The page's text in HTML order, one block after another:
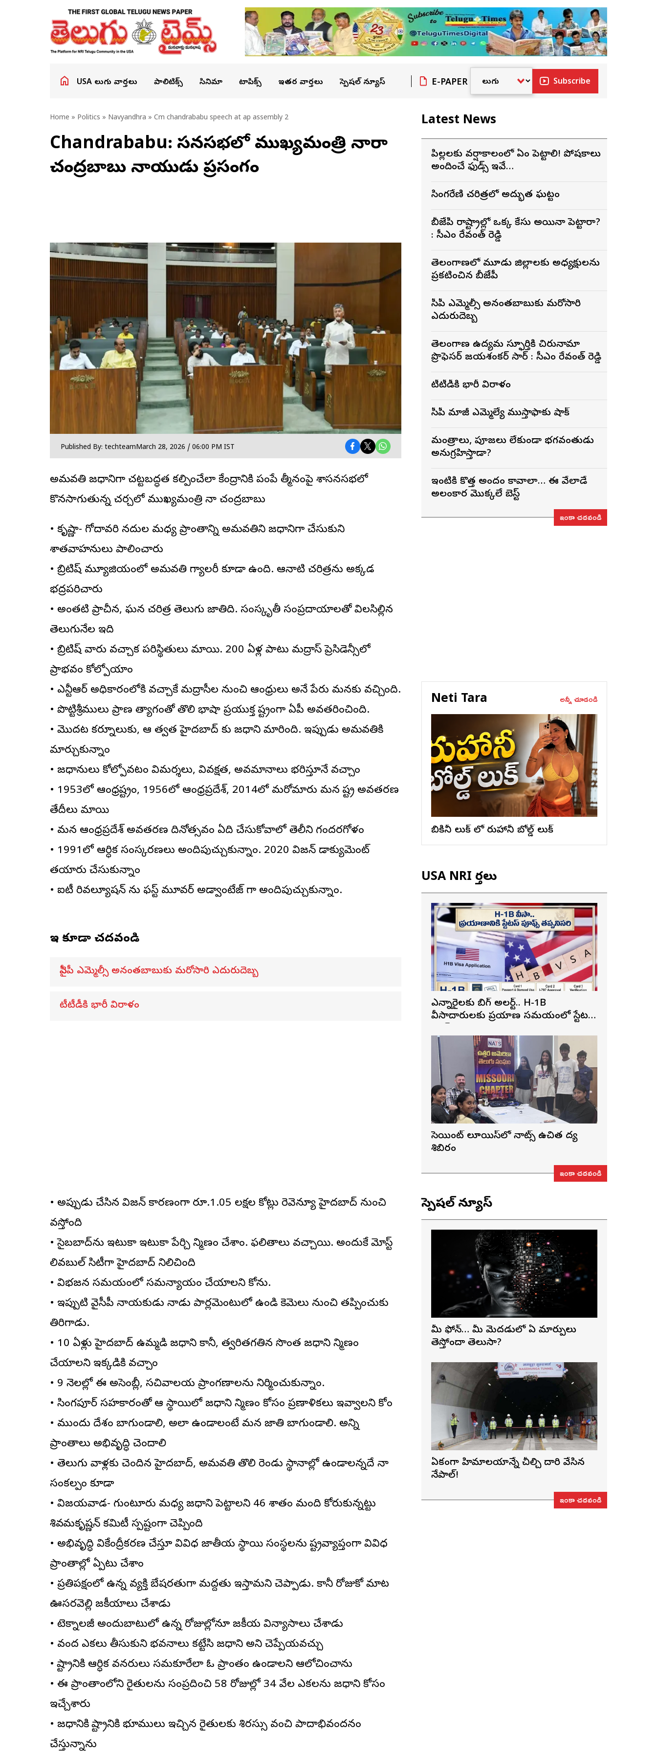
USA తెలుగు వార్తలు పాలిటిక్స్ సినిమా టాపిక్స్ ఇతర వార్తలు స్పెషల్ న్యూస్ E-PAPER Subscribe
Home » Politics » Navyandhra » Cm chandrababu speech at ap assembly 2
Chandrababu: శాసనసభలో ముఖ్యమంత్రి నారా
చంద్రబాబు నాయుడు ప్రసంగం
Published By: techteamMarch 28, 2026 / 06:00 PM IST
అమరావతి రాజధానిగా చట్టబద్ధత కల్పించేలా కేంద్రానికి పంపే తీర్మానంపై శాసనసభలో
కొనసాగుతున్న చర్చలో ముఖ్యమంత్రి నారా చంద్రబాబు
• కృష్ణా- గోదావరి నదుల మధ్య ప్రాంతాన్ని అమరావతిని రాజధానిగా చేసుకుని
శాతవాహనులు పాలించారు
• బ్రిటిష్ మ్యూజియంలో అమరావతి గ్యాలరీ కూడా ఉంది. ఆనాటి చరిత్రను అక్కడ
భద్రపరిచారు
• అంతటి ప్రాచీన, ఘన చరిత్ర తెలుగు జాతిది. సంస్కృతీ సంప్రదాయాలతో విలసిల్లిన
తెలుగునేల ఇది
• బ్రిటిష్ వారు వచ్చాక పరిస్థితులు మారాయి. 200 ఏళ్ల పాటు మద్రాస్ ప్రెసిడెన్సీలో
ప్రాభవం కోల్పోయాం
• ఎన్టీఆర్ అధికారంలోకి వచ్చాకే మద్రాసీల నుంచి ఆంధ్రులు అనే పేరు మనకు వచ్చింది.
• పొట్టిశ్రీరాములు ప్రాణ త్యాగంతో తొలి భాషా ప్రయుక్త రాష్ట్రంగా ఏపీ అవతరించింది.
• మొదట కర్నూలుకు, ఆ తర్వాత హైదరాబాద్ కు రాజధాని మారింది. ఇప్పుడు అమరావతికి
మార్చుకున్నాం
• రాజధానులు కోల్పోవటం విమర్శలు, వివక్షత, అవమానాలు భరిస్తూనే వచ్చాం
• 1953లో ఆంధ్రరాష్ట్రం, 1956లో ఆంధ్రప్రదేశ్, 2014లో మరోమారు మన రాష్ట్ర అవతరణ
తేదీలు మారాయి
• మన ఆంధ్రప్రదేశ్ అవతరణ దినోత్సవం ఏది చేసుకోవాలో తెలీని గందరగోళం
• 1991లో ఆర్ధిక సంస్కరణలు అందిపుచ్చుకున్నాం. 2020 విజన్ డాక్యుమెంట్
తయారు చేసుకున్నాం
• ఐటీ రివల్యూషన్ ను ఫస్ట్ మూవర్ అడ్వాంటేజ్ గా అందిపుచ్చుకున్నాం.
ఇవి కూడా చదవండి
వైసీపీ ఎమ్మెల్సీ అనంతబాబుకు మరోసారి ఎదురుదెబ్బ
టీటీడీకి భారీ విరాళం
• అప్పుడు చేసిన విజన్ కారణంగా రూ.1.05 లక్షల కోట్లు రెవెన్యూ హైదరాబాద్ నుంచి
వస్తోంది
• సైబరాబాద్‌ను ఇటుకా ఇటుకా పేర్చి నిర్మాణం చేశాం. ఫలితాలు వచ్చాయి. అందుకే మోస్ట్
లివబుల్ సిటీగా హైదరాబాద్ నిలిచింది
• విభజన సమయంలో సమన్యాయం చేయాలని కోరాను.
• ఇప్పుటి వైసీపీ నాయకుడు నాడు పార్లమెంటులో ఉండి కెమెరాలు నుంచి తప్పించుకు
తిరిగాడు.
• 10 ఏళ్లు హైదరాబాద్ ఉమ్మడి రాజధాని కానీ, త్వరితగతిన సొంత రాజధాని నిర్మాణం
చేయాలని ఇక్కడికి వచ్చాం
• 9 నెలల్లో ఈ అసెంబ్లీ, సచివాలయ ప్రాంగణాలను నిర్మించుకున్నాం.
• సింగపూర్ సహకారంతో ఆ స్థాయిలో రాజధాని నిర్మాణం కోసం ప్రణాళికలు ఇవ్వాలని కోరాం
• ముందు దేశం బాగుండాలి, అలా ఉండాలంటే మన జాతి బాగుండాలి. అన్ని
ప్రాంతాలు అభివృద్ధి చెందాలి
• తెలుగు వాళ్లకు చెందిన హైదరాబాద్, అమరావతి తొలి రెండు స్థానాల్లో ఉండాలన్నదే నా
సంకల్పం కూడా
• విజయవాడ- గుంటూరు మధ్య రాజధాని పెట్టాలని 46 శాతం మంది కోరుకున్నట్టు
శివరామకృష్ణన్ కమిటీ స్పష్టంగా చెప్పింది
• అభివృద్ధి వికేంద్రీకరణ చేస్తూ వివిధ జాతీయ స్థాయి సంస్థలను రాష్ట్రవ్యాప్తంగా వివిధ
ప్రాంతాల్లో ఏర్పాటు చేశాం
• ప్రతిపక్షంలో ఉన్న వ్యక్తి బేషరతుగా మద్దతు ఇస్తామని చెప్పాడు. కానీ రోజుకో మాట
ఊసరవెల్లి రాజకీయాలు చేశాడు
• టెక్నాలజీ అందుబాటులో ఉన్న రోజుల్లోనూ రాజకీయ విన్యాసాలు చేశాడు
• వంద ఎకరాలు తీసుకుని భవనాలు కట్టేసి రాజధాని అని చెప్పేయవచ్చు
• రాష్ట్రానికి ఆర్ధిక వనరులు సమకూరేలా ఓ ప్రాంతం ఉండాలని ఆలోచించాను
• ఈ ప్రాంతాంలోని రైతులను సంప్రదించి 58 రోజుల్లో 34 వేల ఎకరాలను రాజధాని కోసం
ఇచ్చేశారు
• రాజధానికి రాష్ట్రానికి భూములు ఇచ్చిన రైతులకు శిరస్సు వంచి పాదాభివందనం
చేస్తున్నాను
Latest News
పిల్లలకు వర్షాకాలంలో ఏం పెట్టాలి! పోషకాలు
అందించే ఫుడ్స్ ఇవే…
సింగరేణి చరిత్రలో అద్భుత ఘట్టం
బీజేపీ రాష్ట్రాల్లో ఒక్క కేసు అయినా పెట్టారా?
: సీఎం రేవంత్ రెడ్డి
తెలంగాణలో మూడు జిల్లాలకు అధ్యక్షులను
ప్రకటించిన బీజేపీ
వైసీపీ ఎమ్మెల్సీ అనంతబాబుకు మరోసారి
ఎదురుదెబ్బ
తెలంగాణ ఉద్యమ స్ఫూర్తికి చిరునామా
ప్రొఫెసర్ జయశంకర్ సార్ : సీఎం రేవంత్ రెడ్డి
టీటీడీకి భారీ విరాళం
వైసీపీ మాజీ ఎమ్మెల్యే ముస్తాఫాకు షాక్
మంత్రాలు, పూజలు లేకుండా భగవంతుడు
అనుగ్రహిస్తాడా?
ఇంటికి కొత్త అందం కావాలా… ఈ వేలాడే
అలంకార మొక్కలే బెస్ట్
ఇంకా చదవండి
Neti Tara అన్నీ చూడండి
బికినీ లుక్ లో రుహానీ బోల్డ్ లుక్
USA NRI వార్తలు
ఎన్నారైలకు బిగ్ అలర్ట్.. H-1B
వీసాదారులకు ప్రయాణ సమయంలో స్టేటస్
సెయింట్ లూయిస్‌లో నాట్స్ ఉచిత వైద్య
శిబిరం
ఇంకా చదవండి
స్పెషల్ న్యూస్
మీ ఫోన్… మీ మెదడులో ఏ మార్పులు
తెస్తోందా తెలుసా?
ఏకంగా హిమాలయాన్నే చీల్చి దారి వేసిన
నేపాల్!
ఇంకా చదవండి